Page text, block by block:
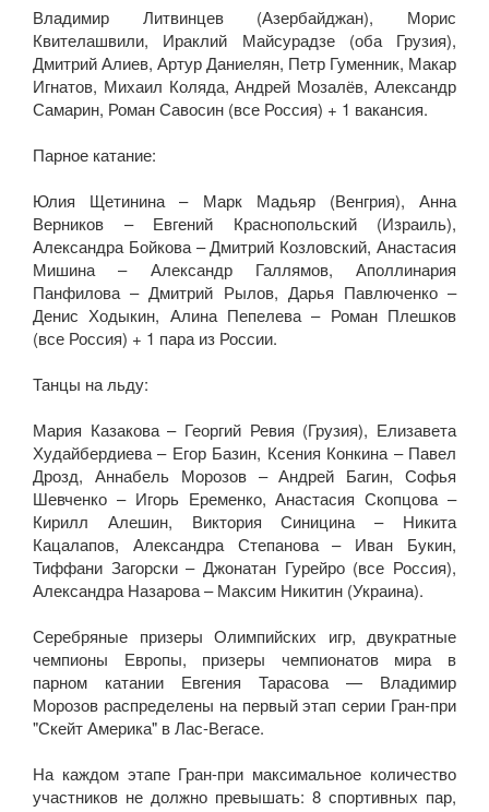
Владимир Литвинцев (Азербайджан), Морис
Квителашвили, Ираклий Майсурадзе (оба Грузия),
Дмитрий Алиев, Артур Даниелян, Петр Гуменник, Макар
Игнатов, Михаил Коляда, Андрей Мозалёв, Александр
Самарин, Роман Савосин (все Россия) + 1 вакансия.
Парное катание:
Юлия Щетинина – Марк Мадьяр (Венгрия), Анна
Верников – Евгений Краснопольский (Израиль),
Александра Бойкова – Дмитрий Козловский, Анастасия
Мишина – Александр Галлямов, Аполлинария
Панфилова – Дмитрий Рылов, Дарья Павлюченко –
Денис Ходыкин, Алина Пепелева – Роман Плешков
(все Россия) + 1 пара из России.
Танцы на льду:
Мария Казакова – Георгий Ревия (Грузия), Елизавета
Худайбердиева – Егор Базин, Ксения Конкина – Павел
Дрозд, Аннабель Морозов – Андрей Багин, Софья
Шевченко – Игорь Еременко, Анастасия Скопцова –
Кирилл Алешин, Виктория Синицина – Никита
Кацалапов, Александра Степанова – Иван Букин,
Тиффани Загорски – Джонатан Гурейро (все Россия),
Александра Назарова – Максим Никитин (Украина).
Серебряные призеры Олимпийских игр, двукратные
чемпионы Европы, призеры чемпионатов мира в
парном катании Евгения Тарасова — Владимир
Морозов распределены на первый этап серии Гран-при
"Скейт Америка" в Лас-Вегасе.
На каждом этапе Гран-при максимальное количество
участников не должно превышать: 8 спортивных пар,